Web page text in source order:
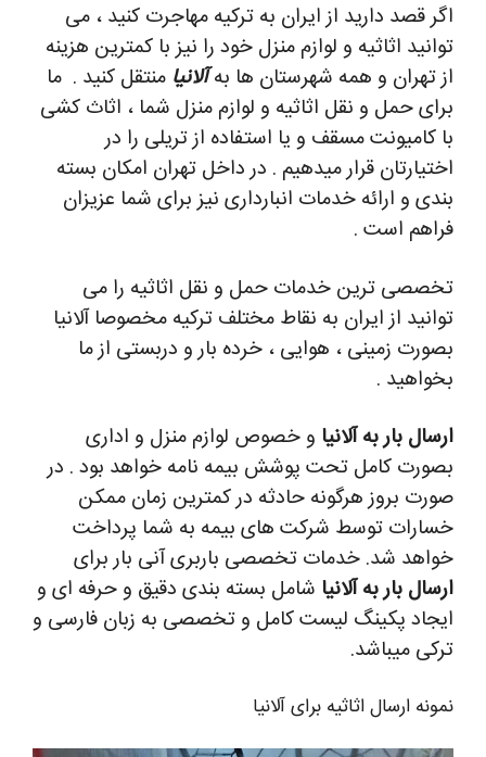
اگر قصد دارید از ایران به ترکیه مهاجرت کنید ، می
توانید اثاثیه و لوازم منزل خود را نیز با کمترین هزینه
از تهران و همه شهرستان ها بهآلانیا منتقل کنید . ما
برای حمل و نقل اثاثیه و لوازم منزل شما ، اثاث کشی
با کامیونت مسقف و یا استفاده از تریلی را در
اختیارتان قرار میدهیم . در داخل تهران امکان بسته
بندی و ارائه خدمات انبارداری نیز برای شما عزیزان
فراهم است .
تخصصی ترین خدمات حمل و نقل اثاثیه را می
توانید از ایران به نقاط مختلف ترکیه مخصوصا آلانیا
بصورت زمینی ، هوایی ، خرده بار و دربستی از ما
بخواهید .
ارسال بار به آلانیا و خصوص لوازم منزل و اداری
بصورت کامل تحت پوشش بیمه نامه خواهد بود . در
صورت بروز هرگونه حادثه در کمترین زمان ممکن
خسارات توسط شرکت های بیمه به شما پرداخت
خواهد شد. خدمات تخصصی باربری آنی بار برای
ارسال بار به آلانیا شامل بسته بندی دقیق و حرفه ای و
ایجاد پکینگ لیست کامل و تخصصی به زبان فارسی و
ترکی میباشد.
نمونه ارسال اثاثیه برای آلانیا